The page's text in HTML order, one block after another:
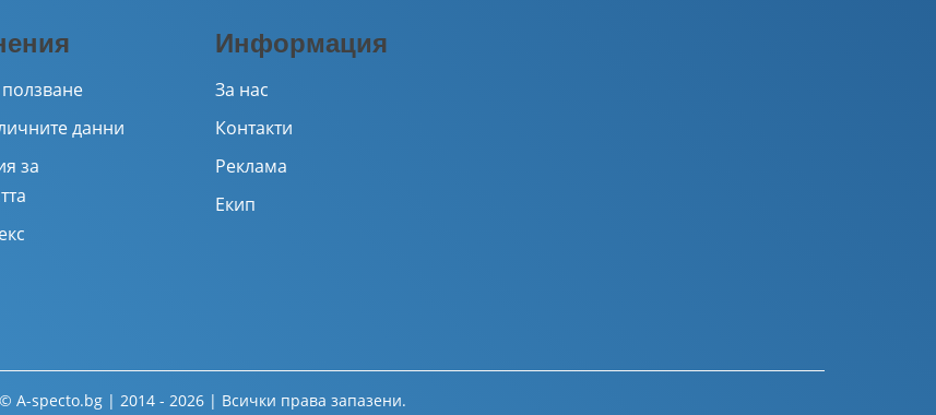
данни
за
Информация
За нас
Контакти
Реклама
Екип
© A-specto.bg | 2014 - 2026 | Всички права запазени.